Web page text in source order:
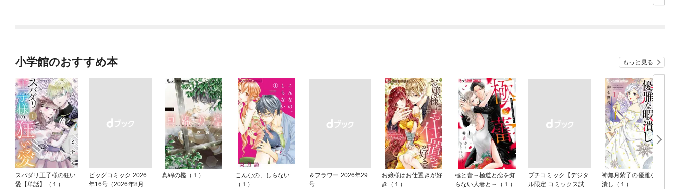
小学館のおすすめ本 もっと見る
スパダリ王子様の狂い
愛【単話】（１）
ビッグコミック 2026
年16号（2026年8月7
真綿の檻（１）
こんなの、しらない
（１）
＆フラワー 2026年29
号
お嬢様はお仕置きが好
き（１）
極と蕾～極道と恋を知
らない人妻と～（１）
プチコミック【デジタ
ル限定 コミックス試し
神無月紫子の優雅な暇
潰し（１）